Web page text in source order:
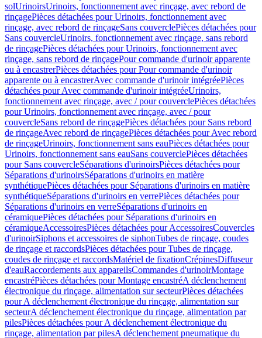
solUrinoirsUrinoirs, fonctionnement avec rinçage, avec rebord de
rinçagePièces détachées pour Urinoirs, fonctionnement avec
rinçage, avec rebord de rinçageSans couverclePièces détachées pour
Sans couvercleUrinoirs, fonctionnement avec rinçage, sans rebord
de rinçagePièces détachées pour Urinoirs, fonctionnement avec
rinçage, sans rebord de rinçagePour commande d'urinoir apparente
ou à encastrerPièces détachées pour Pour commande d'urinoir
apparente ou à encastrerAvec commande d'urinoir intégréePièces
détachées pour Avec commande d'urinoir intégréeUrinoirs,
fonctionnement avec rinçage, avec / pour couverclePièces détachées
pour Urinoirs, fonctionnement avec rinçage, avec / pour
couvercleSans rebord de rinçagePièces détachées pour Sans rebord
de rinçageAvec rebord de rinçagePièces détachées pour Avec rebord
de rinçageUrinoirs, fonctionnement sans eauPièces détachées pour
Urinoirs, fonctionnement sans eauSans couverclePièces détachées
pour Sans couvercleSéparations d'urinoirsPièces détachées pour
Séparations d'urinoirsSéparations d'urinoirs en matière
synthétiquePièces détachées pour Séparations d'urinoirs en matière
synthétiqueSéparations d'urinoirs en verrePièces détachées pour
Séparations d'urinoirs en verreSéparations d'urinoirs en
céramiquePièces détachées pour Séparations d'urinoirs en
céramiqueAccessoiresPièces détachées pour AccessoiresCouvercles
d'urinoirSiphons et accessoires de siphonTubes de rinçage, coudes
de rinçage et raccordsPièces détachées pour Tubes de rinçage,
coudes de rinçage et raccordsMatériel de fixationCrépinesDiffuseur
d'eauRaccordements aux appareilsCommandes d'urinoirMontage
encastréPièces détachées pour Montage encastréA déclenchement
électronique du rinçage, alimentation sur secteurPièces détachées
pour A déclenchement électronique du rinçage, alimentation sur
secteurA déclenchement électronique du rinçage, alimentation par
pilesPièces détachées pour A déclenchement électronique du
rinçage, alimentation par pilesA déclenchement pneumatique du